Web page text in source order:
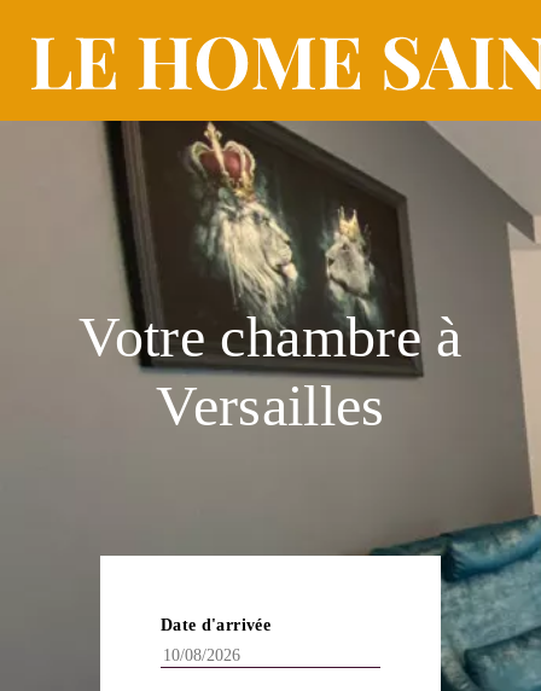
Votre chambre à
Versailles
Date d'arrivée